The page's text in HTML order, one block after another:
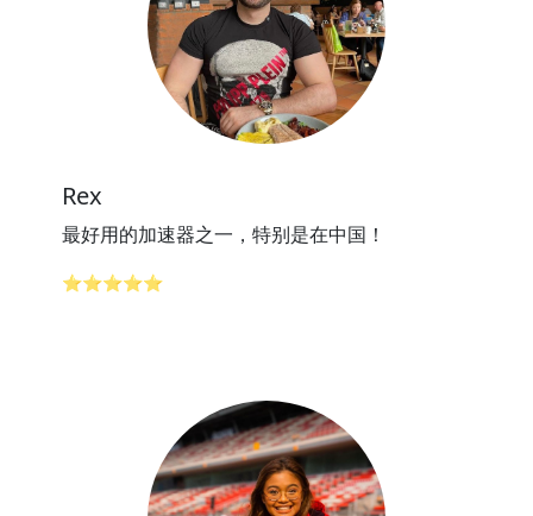
Rex
最好用的加速器之一，特别是在中国！
⭐⭐⭐⭐⭐